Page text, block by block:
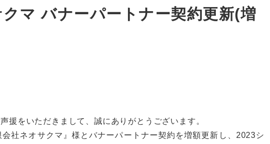
マ バナーパートナー契約更新(増
援をいただきまして、誠にありがとうございます。
社ネオサクマ』様とバナーパートナー契約を増額更新し、2023シ